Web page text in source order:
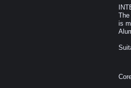
is